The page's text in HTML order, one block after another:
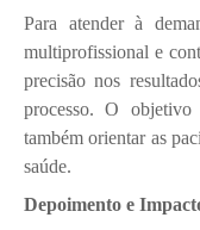
Para atender à
multiprofissional e
precisão nos
processo. O
também orientar as
saúde.
Depoimento e